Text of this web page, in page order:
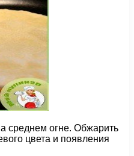
среднем огне. Обжарить
цвета и появления